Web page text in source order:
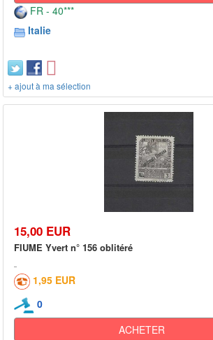
FR - 40***
Italie
+ ajout à ma sélection
15,00 EUR
FIUME Yvert n° 156 oblitéré
1,95 EUR
0
ACHETER